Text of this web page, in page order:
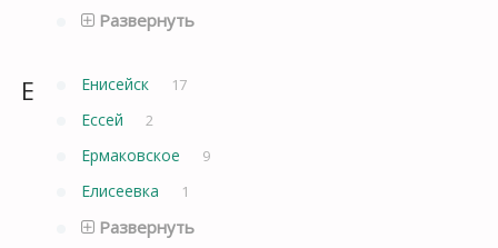
Развернуть
Е Енисейск 17
Ессей 2
Ермаковское 9
Елисеевка 1
Развернуть